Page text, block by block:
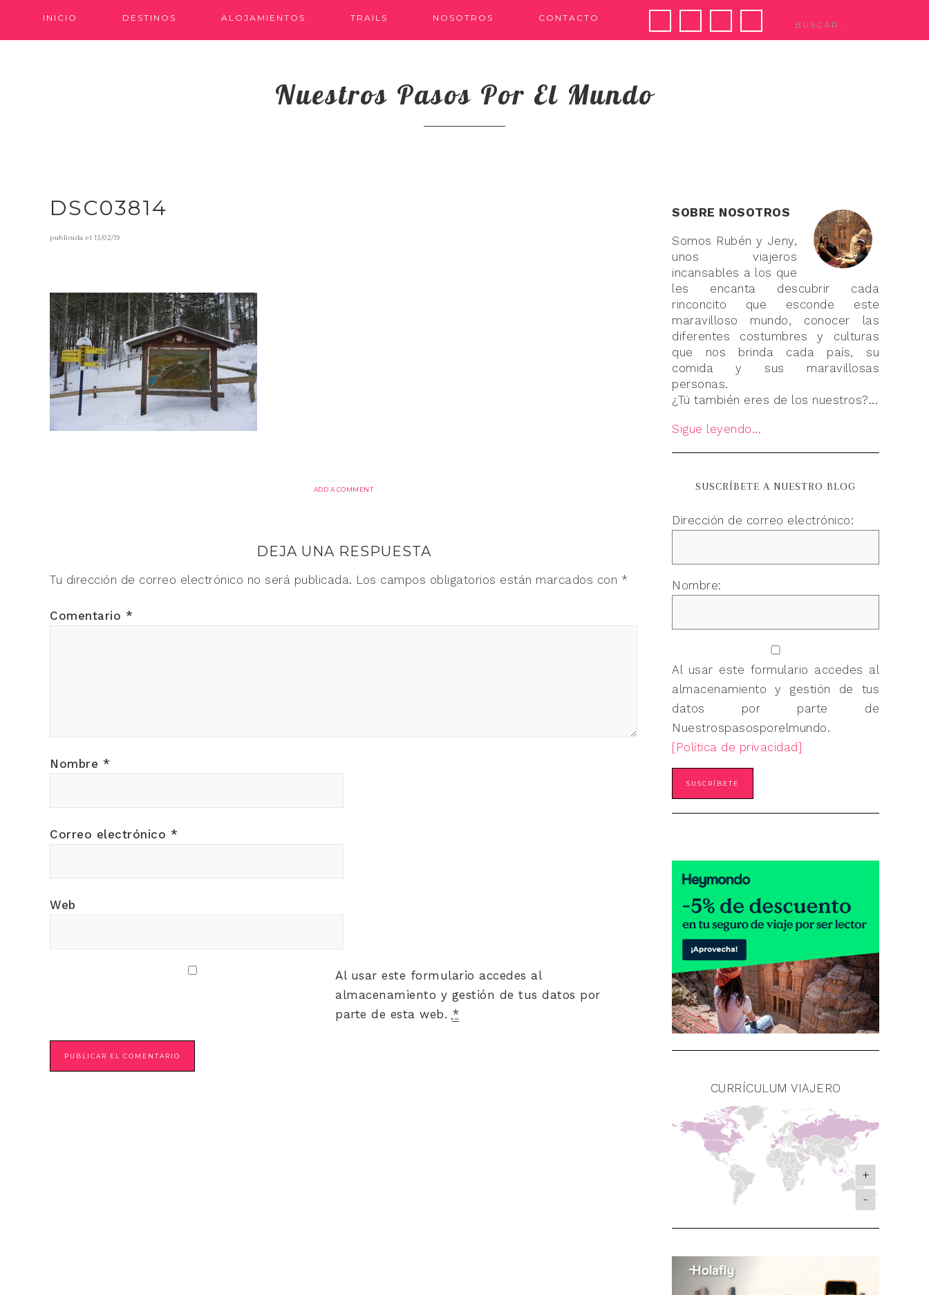
INICIO DESTINOS ALOJAMIENTOS TRAILS NOSOTROS CONTACTO
Nuestros Pasos Por El Mundo
DSC03814
publicada el13/02/19
ADD A COMMENT
DEJA UNA RESPUESTA
Tu dirección de correo electrónico no será publicada. Los campos obligatorios están marcados con *
Comentario *
Nombre *
Correo electrónico *
Web
Al usar este formulario accedes al
almacenamiento y gestión de tus datos por
parte de esta web. *
SOBRE NOSOTROS
Somos Rubén y Jeny,
unos viajeros
incansables a los que
les encanta descubrir cada
rinconcito que esconde este
maravilloso mundo, conocer las
diferentes costumbres y culturas
que nos brinda cada país, su
comida y sus maravillosas
personas.
¿Tú también eres de los nuestros?...
Sigue leyendo...
SUSCRÍBETE A NUESTRO BLOG
Dirección de correo electrónico:
Nombre:
Al usar este formulario accedes al
almacenamiento y gestión de tus
datos por parte de
Nuestrospasosporelmundo.
[Política de privacidad]
CURRÍCULUM VIAJERO
+
-